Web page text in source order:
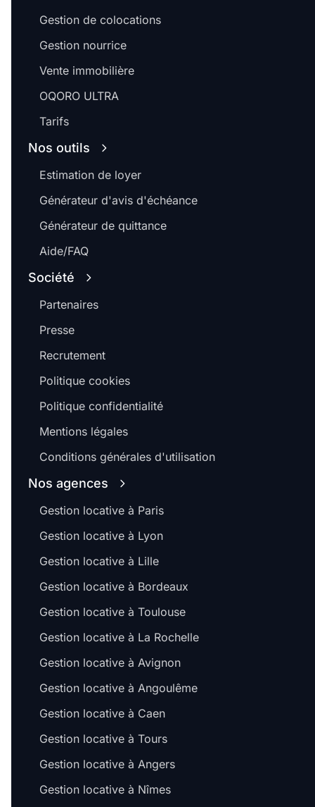
Gestion de colocations
Gestion nourrice
Vente immobilière
OQORO ULTRA
Tarifs
Nos outils
Estimation de loyer
Générateur d'avis d'échéance
Générateur de quittance
Aide/FAQ
Société
Partenaires
Presse
Recrutement
Politique cookies
Politique confidentialité
Mentions légales
Conditions générales d'utilisation
Nos agences
Gestion locative à Paris
Gestion locative à Lyon
Gestion locative à Lille
Gestion locative à Bordeaux
Gestion locative à Toulouse
Gestion locative à La Rochelle
Gestion locative à Avignon
Gestion locative à Angoulême
Gestion locative à Caen
Gestion locative à Tours
Gestion locative à Angers
Gestion locative à Nîmes